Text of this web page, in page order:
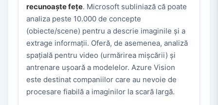
recunoaște fețe. Microsoft subliniază că poate
analiza peste 10.000 de concepte
(obiecte/scene) pentru a descrie imaginile și a
extrage informații. Oferă, de asemenea, analiză
spațială pentru video (urmărirea mișcării) și
antrenare ușoară a modelelor. Azure Vision
este destinat companiilor care au nevoie de
procesare fiabilă a imaginilor la scară largă.